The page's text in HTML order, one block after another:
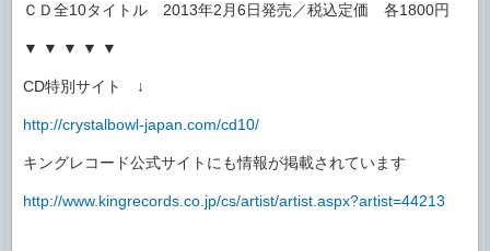
ＣＤ全10タイトル 2013年2月6日発売／税込定価 各1800円
▼ ▼ ▼ ▼ ▼
CD特別サイト ↓
http://crystalbowl-japan.com/cd10/
キングレコード公式サイトにも情報が掲載されています
http://www.kingrecords.co.jp/cs/artist/artist.aspx?artist=44213